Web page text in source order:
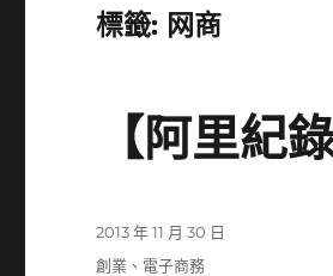
標籤: 网商
【阿里紀
發
佈
2013 年 11 月 30 日
分
創業 、 電子商務